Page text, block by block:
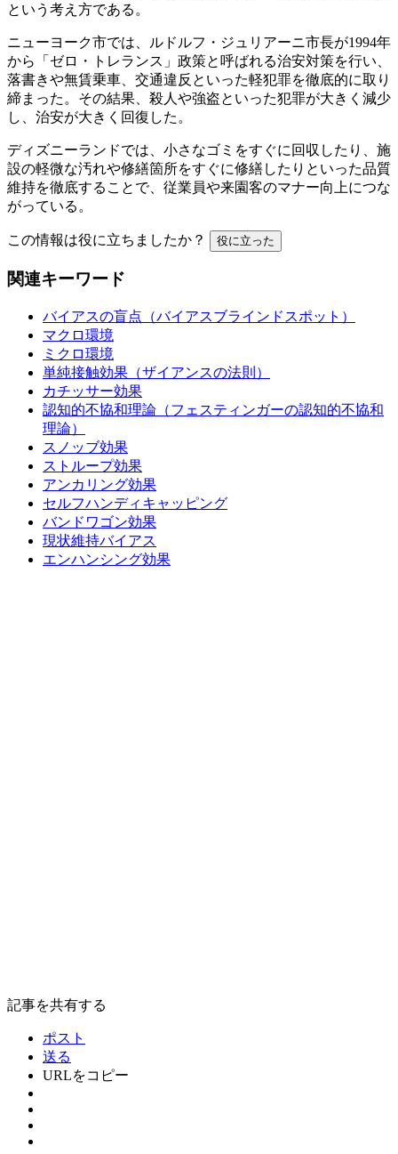
という考え方である。
ニューヨーク市では、ルドルフ・ジュリアーニ市長が1994年
から「ゼロ・トレランス」政策と呼ばれる治安対策を行い、
落書きや無賃乗車、交通違反といった軽犯罪を徹底的に取り
締まった。その結果、殺人や強盗といった犯罪が大きく減少
し、治安が大きく回復した。
ディズニーランドでは、小さなゴミをすぐに回収したり、施
設の軽微な汚れや修繕箇所をすぐに修繕したりといった品質
維持を徹底することで、従業員や来園客のマナー向上につな
がっている。
この情報は役に立ちましたか？ 役に立った
関連キーワード
バイアスの盲点（バイアスブラインドスポット）
マクロ環境
ミクロ環境
単純接触効果（ザイアンスの法則）
カチッサー効果
認知的不協和理論（フェスティンガーの認知的不協和
理論）
スノッブ効果
ストループ効果
アンカリング効果
セルフハンディキャッピング
バンドワゴン効果
現状維持バイアス
エンハンシング効果
記事を共有する
ポスト
送る
URLをコピー